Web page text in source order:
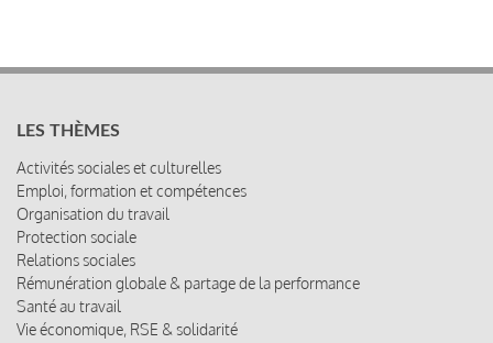
LES THÈMES
Activités sociales et culturelles
Emploi, formation et compétences
Organisation du travail
Protection sociale
Relations sociales
Rémunération globale & partage de la performance
Santé au travail
Vie économique, RSE & solidarité